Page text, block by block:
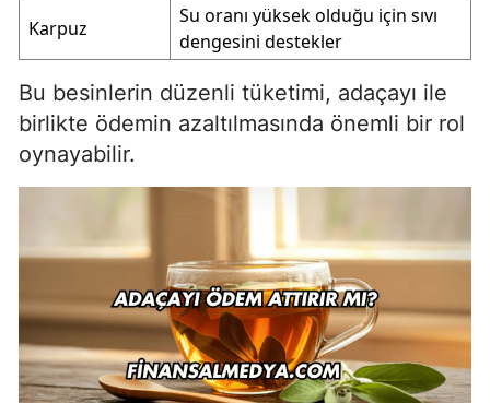
Karpuz
Su oranı yüksek olduğu için sıvı
dengesini destekler
Bu besinlerin düzenli tüketimi, adaçayı ile
birlikte ödemin azaltılmasında önemli bir rol
oynayabilir.